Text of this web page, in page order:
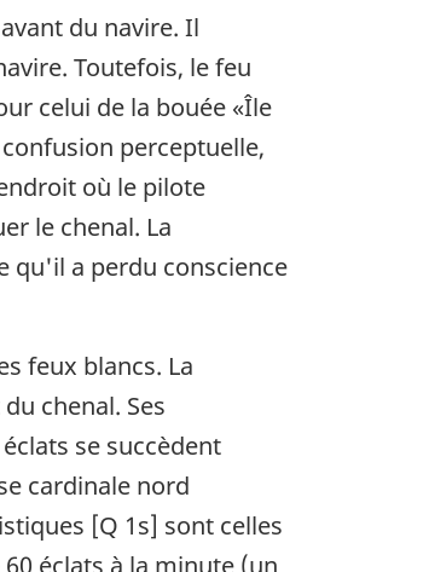
du navire. Il
Toutefois, le feu
celui de la bouée «Île
perceptuelle,
où le pilote
le chenal. La
qu'il a perdu conscience
feux blancs. La
chenal. Ses
se succèdent
cardinale nord
[Q 1s] sont celles
éclats à la minute (un